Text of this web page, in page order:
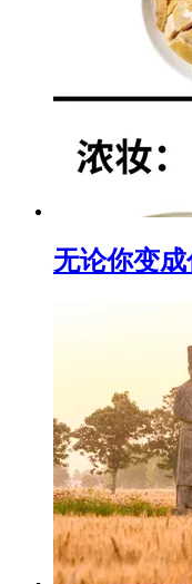
无论你变